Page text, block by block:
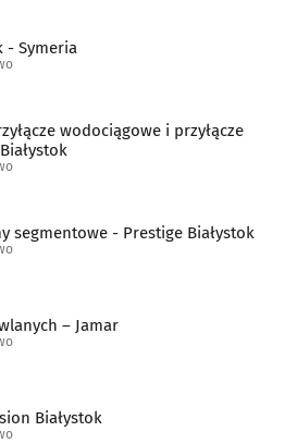
administracje
(13)
- Symeria
wodociągowe i przyłącze
segmentowe - Prestige Białystok
– Jamar
Białystok